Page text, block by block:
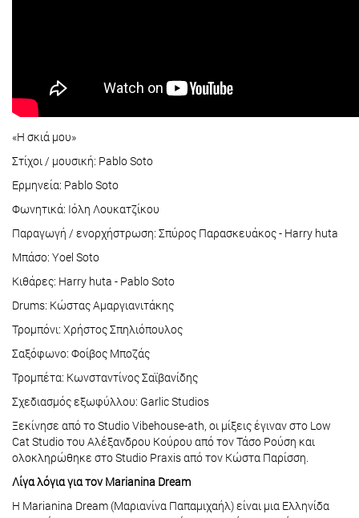
«Η σκιά μου»
Στίχοι / μουσική: Pablo Soto
Ερμηνεία: Pablo Soto
Φωνητικά: Ιόλη Λουκατζίκου
Παραγωγή / ενορχήστρωση: Σπύρος Παρασκευάκος - Harry huta
Μπάσο: Yoel Soto
Κιθάρες: Harry huta - Pablo Soto
Drums: Κώστας Αμαργιανιτάκης
Τρομπόνι: Χρήστος Σπηλιόπουλος
Σαξόφωνο: Φοίβος Μποζάς
Τρομπέτα: Κωνσταντίνος Σαϊβανίδης
Σχεδιασμός εξωφύλλου: Garlic Studios
Ξεκίνησε από το Studio Vibehouse-ath, οι μίξεις έγιναν στο Low
Cat Studio του Αλέξανδρου Κούρου από τον Τάσο Ρούση και
ολοκληρώθηκε στο Studio Praxis από τον Κώστα Παρίσση.
Λίγα λόγια για τον Marianina Dream
Η Marianina Dream (Μαριανίνα Παπαμιχαήλ) είναι μια Ελληνίδα